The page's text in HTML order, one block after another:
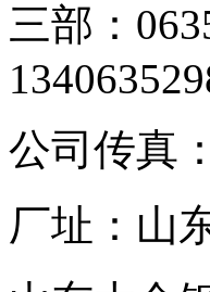
三部：
公司传真
厂址：山